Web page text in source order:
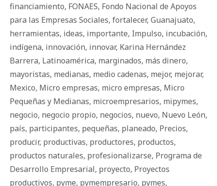
financiamiento, FONAES, Fondo Nacional de Apoyos
para las Empresas Sociales, fortalecer, Guanajuato,
herramientas, ideas, importante, Impulso, incubación,
indígena, innovación, innovar, Karina Hernández
Barrera, Latinoamérica, marginados, más dinero,
mayoristas, medianas, medio cadenas, mejor, mejorar,
Mexico, Micro empresas, micro empresas, Micro
Pequeñas y Medianas, microempresarios, mipymes,
negocio, negocio propio, negocios, nuevo, Nuevo León,
país, participantes, pequeñas, planeado, Precios,
producir, productivas, productores, productos,
productos naturales, profesionalizarse, Programa de
Desarrollo Empresarial, proyecto, Proyectos
productivos, pyme, pymempresario, pymes,